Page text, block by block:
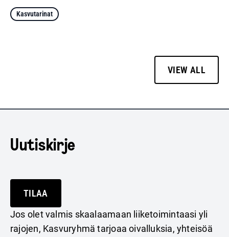
Kasvutarinat
VIEW ALL
Uutiskirje
TILAA
Jos olet valmis skaalaamaan liiketoimintaasi yli
rajojen, Kasvuryhmä tarjoaa oivalluksia, yhteisöä